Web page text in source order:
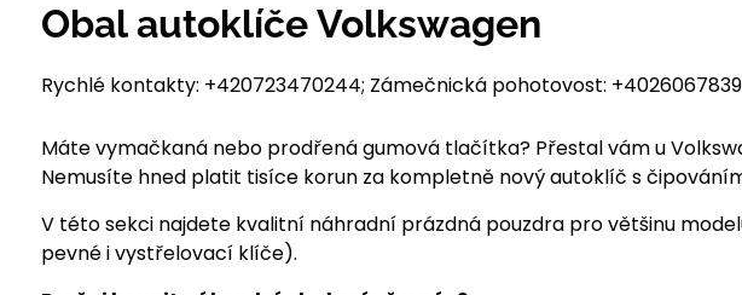
Obal autoklíče Volkswagen
Rychlé kontakty: +420723470244; Zámečnická pohotovost:
Máte vymačkaná nebo prodřená gumová tlačítka? Přestal vám u
Nemusíte hned platit tisíce korun za kompletně nový autoklíč s
V této sekci najdete kvalitní náhradní prázdná pouzdra pro většinu
pevné i vystřelovací klíče).